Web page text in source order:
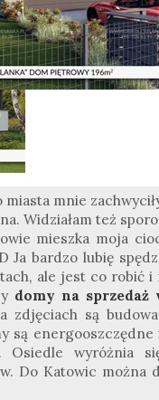
mnie
Widziałam też
mieszka moja
Ja bardzo lubię
ale jest co robić i
domy na sprzedaż
zdjęciach są
są energooszczędne
Osiedle wyróżnia
Do Katowic można